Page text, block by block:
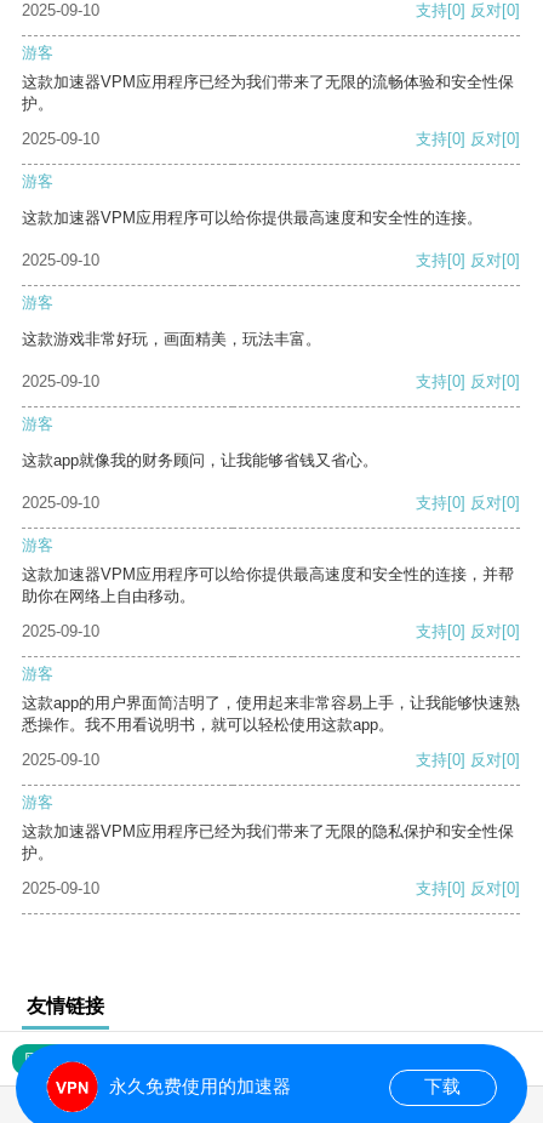
2025-09-10 支持[0] 反对[0]
游客
这款加速器VPM应用程序已经为我们带来了无限的流畅体验和安全性保
护。
2025-09-10
支持[0] 反对[0]
游客
这款加速器VPM应用程序可以给你提供最高速度和安全性的连接。
2025-09-10 支持[0] 反对[0]
游客
这款游戏非常好玩，画面精美，玩法丰富。
2025-09-10 支持[0] 反对[0]
游客
这款app就像我的财务顾问，让我能够省钱又省心。
2025-09-10 支持[0] 反对[0]
游客
这款加速器VPM应用程序可以给你提供最高速度和安全性的连接，并帮
助你在网络上自由移动。
2025-09-10
支持[0] 反对[0]
游客
这款app的用户界面简洁明了，使用起来非常容易上手，让我能够快速熟
悉操作。我不用看说明书，就可以轻松使用这款app。
2025-09-10
支持[0] 反对[0]
游客
这款加速器VPM应用程序已经为我们带来了无限的隐私保护和安全性保
护。
2025-09-10
支持[0] 反对[0]
友情链接
网站地图
永久免费使用的加速器 下载